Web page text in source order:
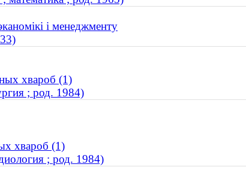
і менеджменту
хвароб (1)
; род. 1984)
хвароб (1)
; род. 1984)